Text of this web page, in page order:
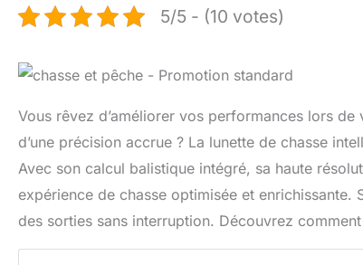
5/5 - (10 votes)
Vous rêvez d’améliorer vos performances lors
d’une précision accrue ? La lunette de chasse
Avec son calcul balistique intégré, sa haute
expérience de chasse optimisée et enrichissante.
des sorties sans interruption. Découvrez